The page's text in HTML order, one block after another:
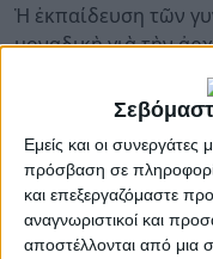
Εμείς και οι
πρόσβαση σε
και επεξεργαζόμαστε
αναγνωριστικοί και
αποστέλλονται από μια
Ἡ ἐκπαίδευση τῶν
μοναδικὴ γιὰ τὴν
ὁλόκληρο τὸν κόσμο
Σὲ ἀντίθεση μὲ
δὲν εἶχαν
Σπάρτη οἱ γυναῖκες
κυρίως σωματική.